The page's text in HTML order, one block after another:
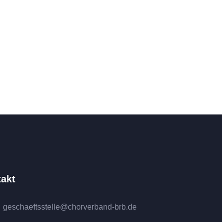
geschaeftsstelle@chorverband-brb.de